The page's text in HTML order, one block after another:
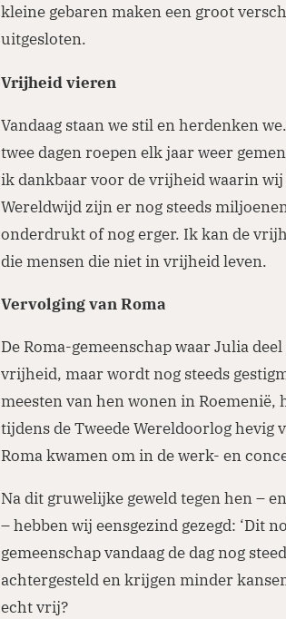
kleine gebaren maken een groot
uitgesloten.
Vrijheid vieren
Vandaag staan we stil en herdenken
twee dagen roepen elk jaar weer
ik dankbaar voor de vrijheid waarin
Wereldwijd zijn er nog steeds
onderdrukt of nog erger. Ik kan de
die mensen die niet in vrijheid leven.
Vervolging van Roma
De Roma-gemeenschap waar Julia
vrijheid, maar wordt nog steeds
meesten van hen wonen in
tijdens de Tweede Wereldoorlog
Roma kwamen om in de werk- en
Na dit gruwelijke geweld tegen hen –
– hebben wij eensgezind gezegd: ‘Dit
gemeenschap vandaag de dag nog
achtergesteld en krijgen minder
echt vrij?